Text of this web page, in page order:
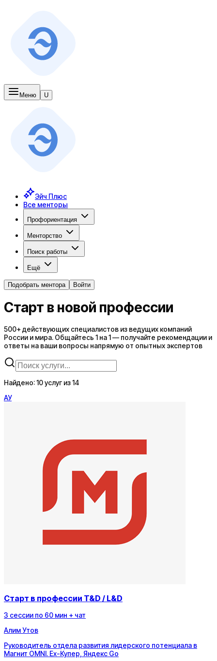
Меню U
Эйч Плюс
Все менторы
Профориентация
Менторство
Поиск работы
Ещё
Подобрать ментора Войти
Старт в новой профессии
500+ действующих специалистов из ведущих компаний
России и мира. Общайтесь 1 на 1 — получайте рекомендации и
ответы на ваши вопросы напрямую от опытных экспертов
Найдено:10услуг из 14
АУ
Старт в профессии T&D / L&D
3 сессии по 60 мин + чат
Алим Утов
Руководитель отдела развития лидерского потенциала в
Магнит OMNI. Ex-Купер, Яндекс Go